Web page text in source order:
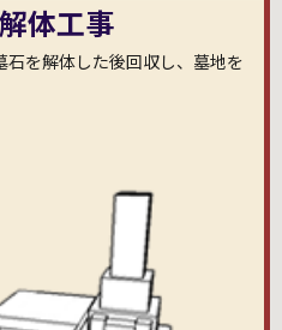
体工事
石を解体した後回収し、墓地を